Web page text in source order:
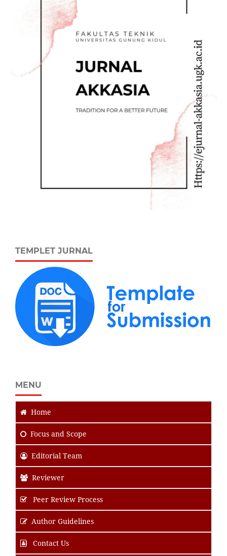
TEMPLET JURNAL
MENU
Home
Focus and Scope
Editorial Team
Reviewer
Peer Review Process
Author Guidelines
Contact Us